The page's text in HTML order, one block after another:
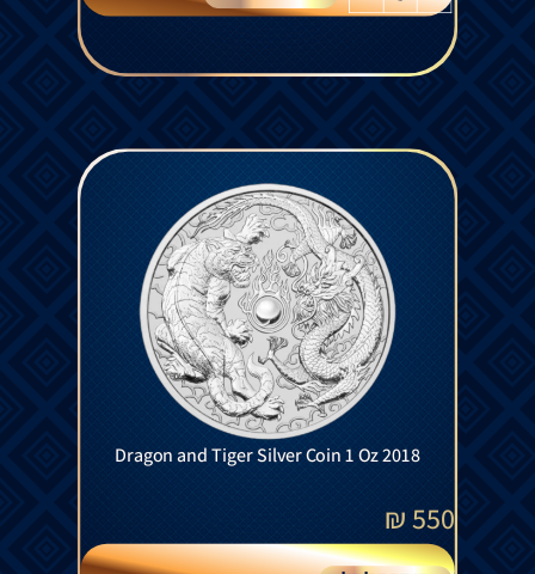
Dragon and Tiger Silver Coin 1 Oz 2018
550
₪